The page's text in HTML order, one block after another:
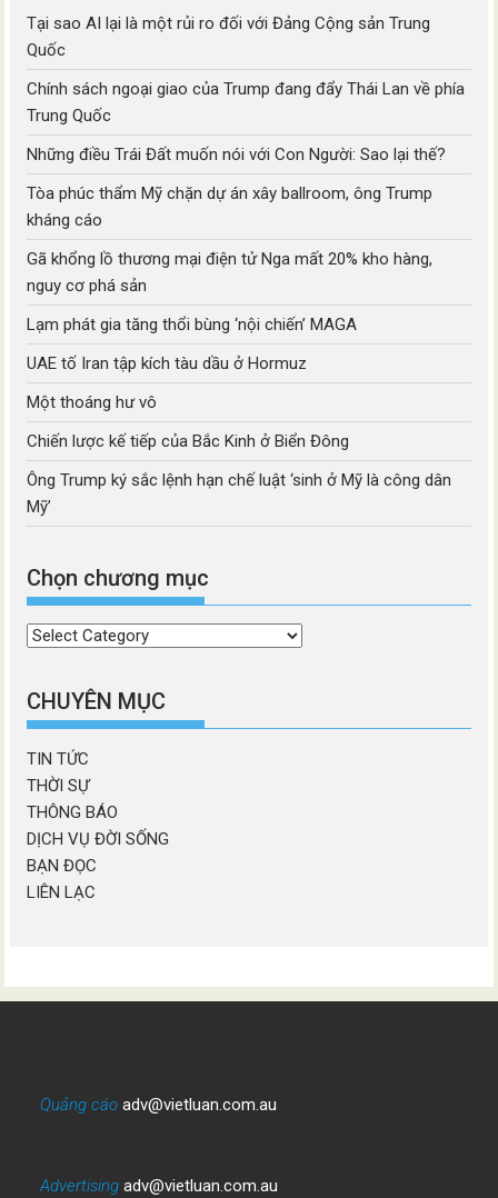
Tại sao AI lại là một rủi ro đối với Đảng Cộng sản Trung
Quốc
Chính sách ngoại giao của Trump đang đẩy Thái Lan về phía
Trung Quốc
Những điều Trái Đất muốn nói với Con Người: Sao lại thế?
Tòa phúc thẩm Mỹ chặn dự án xây ballroom, ông Trump
kháng cáo
Gã khổng lồ thương mại điện tử Nga mất 20% kho hàng,
nguy cơ phá sản
Lạm phát gia tăng thổi bùng ‘nội chiến’ MAGA
UAE tố Iran tập kích tàu dầu ở Hormuz
Một thoáng hư vô
Chiến lược kế tiếp của Bắc Kinh ở Biển Đông
Ông Trump ký sắc lệnh hạn chế luật ‘sinh ở Mỹ là công dân
Mỹ’
Chọn chương mục
Chọn
mục
CHUYÊN MỤC
TIN TỨC
THỜI SỰ
THÔNG BÁO
DỊCH VỤ ĐỜI SỐNG
BẠN ĐỌC
LIÊN LẠC
Quảng cáo adv@vietluan.com.au
Advertising adv@vietluan.com.au